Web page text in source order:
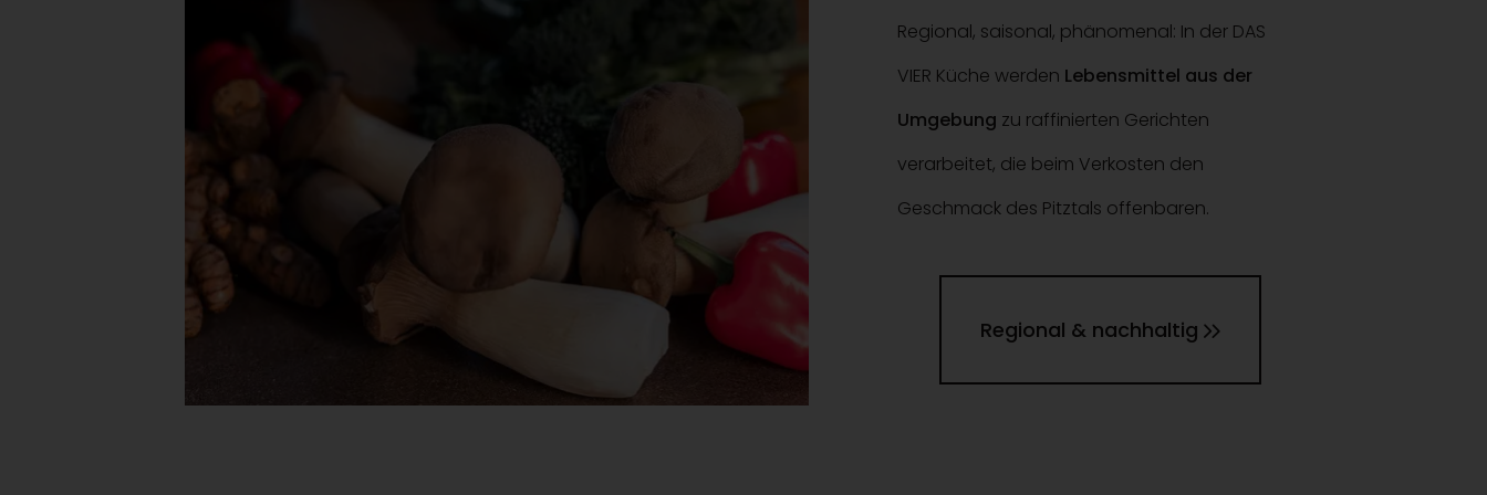
Regional, saisonal, phänomenal: In der DAS
VIER Küche werden Lebensmittel aus der
Umgebung zu raffinierten Gerichten
verarbeitet, die beim Verkosten den
Geschmack des Pitztals offenbaren.
Regional & nachhaltig